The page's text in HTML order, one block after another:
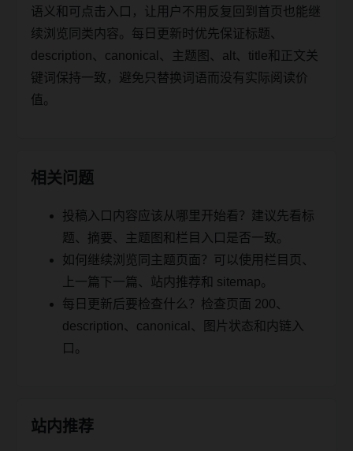
语义和可点击入口，让用户不用反复回到首页也能继
续浏览同类内容。每日更新时优先保证标题、
description、canonical、主题图、alt、title和正文关
键词保持一致，避免只替换词语而没有实际阅读价
值。
相关问题
投稿入口内容应该从哪里开始看？建议先看标
题、摘要、主题图和栏目入口是否一致。
如何继续浏览同主题页面？可以使用栏目页、
上一篇下一篇、站内推荐和 sitemap。
每日更新后要检查什么？检查页面 200、
description、canonical、图片状态和内链入
口。
站内推荐